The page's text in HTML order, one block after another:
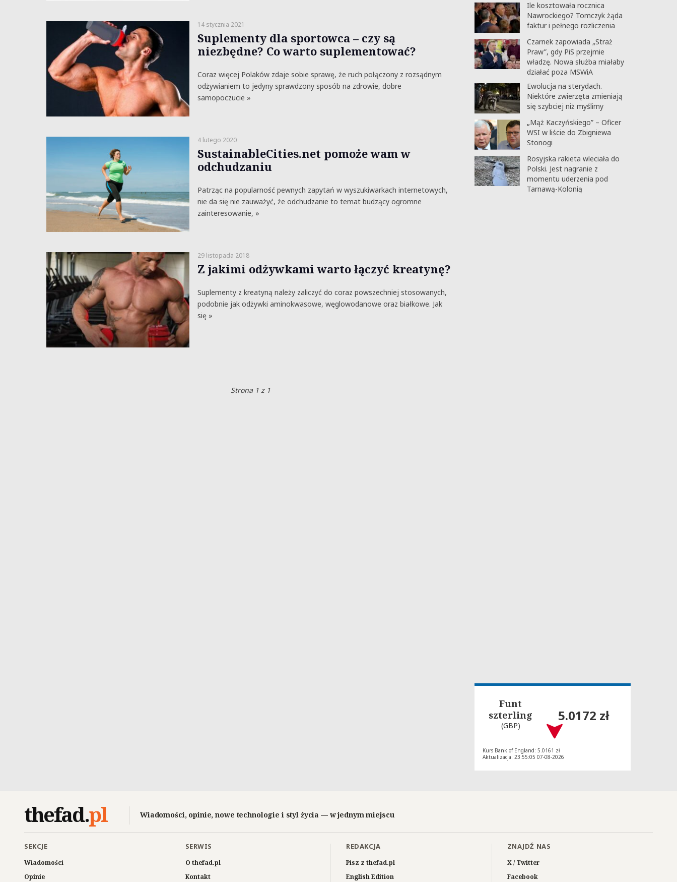
14 stycznia 2021
Suplementy dla sportowca – czy są
niezbędne? Co warto suplementować?
Coraz więcej Polaków zdaje sobie sprawę, że ruch połączony z rozsądnym
odżywianiem to jedyny sprawdzony sposób na zdrowie, dobre
samopoczucie »
4 lutego 2020
SustainableCities.net pomoże wam w
odchudzaniu
Patrząc na popularność pewnych zapytań w wyszukiwarkach internetowych,
nie da się nie zauważyć, że odchudzanie to temat budzący ogromne
zainteresowanie, »
29 listopada 2018
Z jakimi odżywkami warto łączyć kreatynę?
Suplementy z kreatyną należy zaliczyć do coraz powszechniej stosowanych,
podobnie jak odżywki aminokwasowe, węglowodanowe oraz białkowe. Jak
się »
Strona 1 z 1
Ile kosztowała rocznica
Nawrockiego? Tomczyk żąda
faktur i pełnego rozliczenia
Czarnek zapowiada „Straż
Praw”, gdy PiS przejmie
władzę. Nowa służba miałaby
działać poza MSWiA
Ewolucja na sterydach.
Niektóre zwierzęta zmieniają
się szybciej niż myślimy
„Mąż Kaczyńskiego” – Oficer
WSI w liście do Zbigniewa
Stonogi
Rosyjska rakieta wleciała do
Polski. Jest nagranie z
momentu uderzenia pod
Tarnawą-Kolonią
Funt
szterling
(GBP)
5.0172 zł
Kurs Bank of England: 5.0161 zł
Aktualizacja: 23:55:05 07-08-2026
thefad.pl Wiadomości, opinie, nowe technologie i styl życia — w jednym miejscu
SEKCJE
Wiadomości
Opinie
SERWIS
O thefad.pl
Kontakt
REDAKCJA
Pisz z thefad.pl
English Edition
ZNAJDŹ NAS
X / Twitter
Facebook